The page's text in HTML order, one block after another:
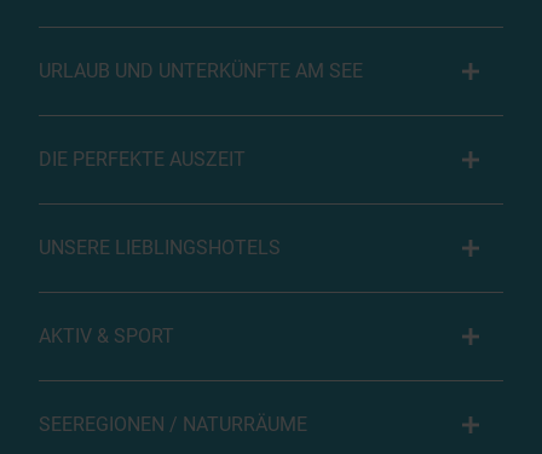
URLAUB UND UNTERKÜNFTE AM SEE
DIE PERFEKTE AUSZEIT
UNSERE LIEBLINGSHOTELS
AKTIV & SPORT
SEEREGIONEN / NATURRÄUME